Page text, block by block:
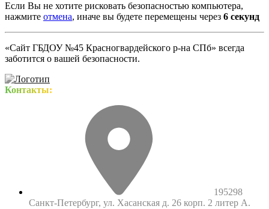
Если Вы не хотите рисковать безопасностью компьютера,
нажмите отмена, иначе вы будете перемещены через 5 секунд
«Сайт ГБДОУ №45 Красногвардейского р-на СПб» всегда
заботится о вашей безопасности.
Контакты:
195298
Санкт-Петербург, ул. Хасанская д. 26 корп. 2 литер А.